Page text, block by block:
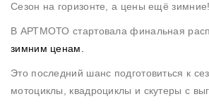
(063)
212
08
76
Сезон на горизонте, а цены ещё зимние!
В АРТМОТО стартовала финальная
зимним ценам.
Это последний шанс подготовиться к
мотоциклы, квадроциклы и скутеры с